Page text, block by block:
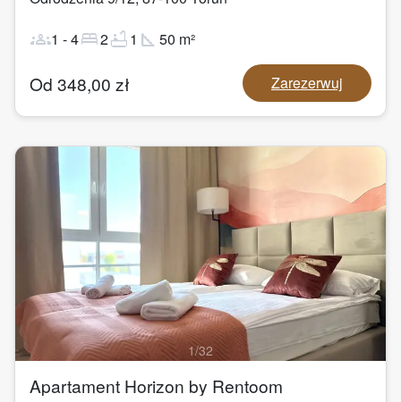
groups1 -4bed2bathtub1 square_foot 50 m²
Od 348,00 zł Zarezerwuj
1/32
Apartament Horizon by Rentoom